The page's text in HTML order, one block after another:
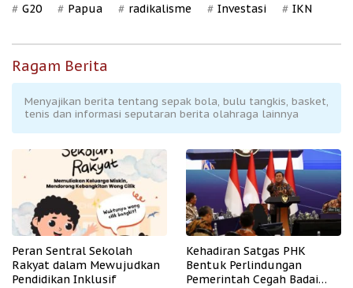
G20 Papua radikalisme Investasi IKN
Ragam Berita
Menyajikan berita tentang sepak bola, bulu tangkis, basket,
tenis dan informasi seputaran berita olahraga lainnya
Peran Sentral Sekolah
Rakyat dalam Mewujudkan
Pendidikan Inklusif
Kehadiran Satgas PHK
Bentuk Perlindungan
Pemerintah Cegah Badai